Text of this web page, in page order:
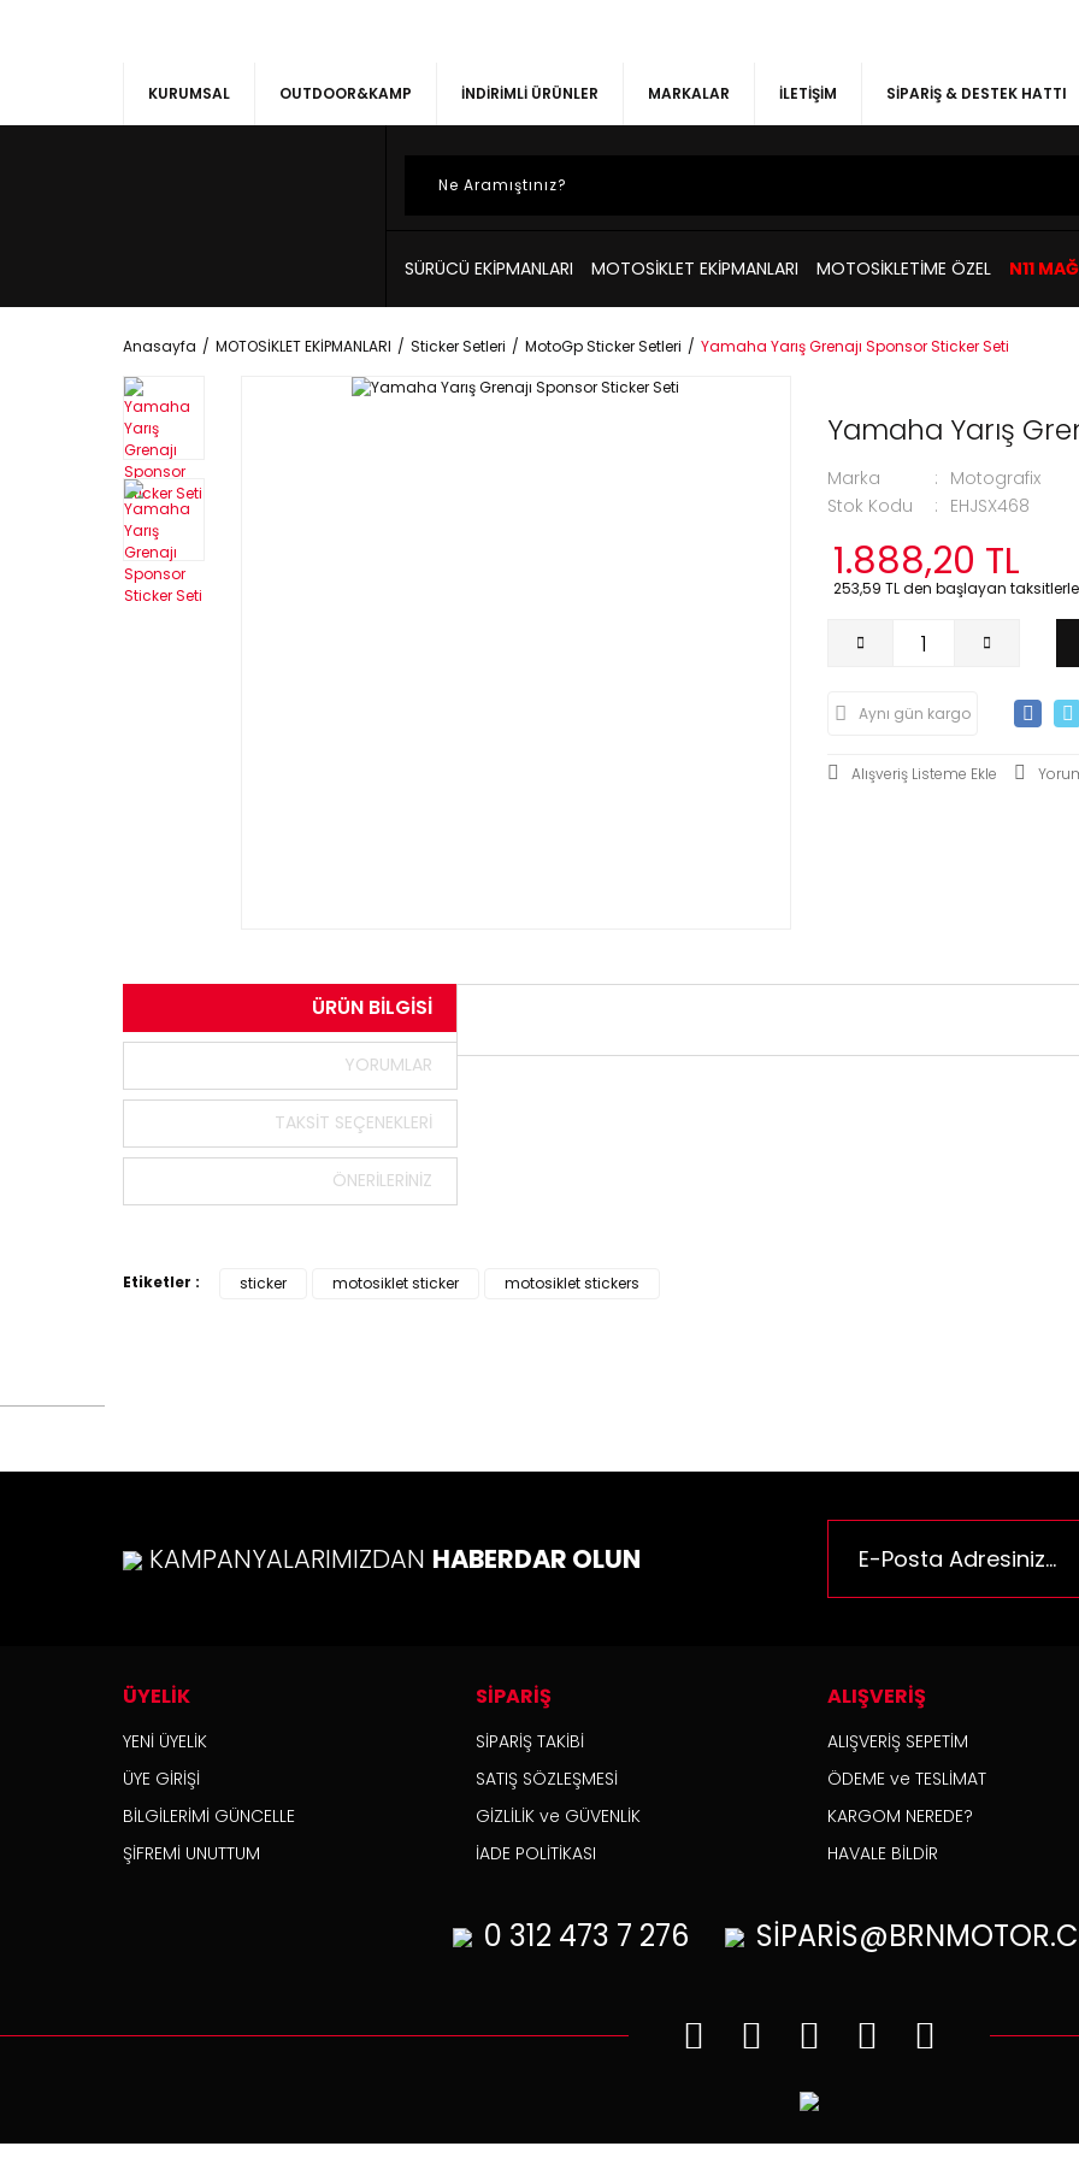
KURUMSAL OUTDOOR&KAMP İNDİRİMLİ ÜRÜNLER MARKALAR İLETİŞİM SİPARİŞ & DESTEK HATTI
SÜRÜCÜ EKİPMANLARI MOTOSİKLET EKİPMANLARI MOTOSİKLETİME ÖZEL N11
Anasayfa MOTOSİKLET EKİPMANLARI Sticker Setleri MotoGp Sticker Setleri Yamaha Yarış Grenajı Sponsor Sticker Seti
Yamaha Yarış
Marka
Motografix
Stok Kodu
EHJSX468
1.888,20 TL
253,59 TL den başlayan
Aynı gün kargo
ÜRÜN BILGISI
YORUMLAR
TAKSIT SEÇENEKLERI
ÖNERILERINIZ
Etiketler : sticker motosiklet sticker motosiklet stickers
KAMPANYALARIMIZDAN HABERDAR OLUN
ÜYELİK
YENİ ÜYELİK
ÜYE GİRİŞİ
BİLGİLERİMİ GÜNCELLE
ŞİFREMİ UNUTTUM
SİPARİŞ
SİPARİŞ TAKİBİ
SATIŞ SÖZLEŞMESİ
GİZLİLİK ve GÜVENLİK
İADE POLİTİKASI
ALIŞVERİŞ
ALIŞVERİŞ SEPETİM
ÖDEME ve TESLİMAT
KARGOM NEREDE?
HAVALE BİLDİR
0 312 473 7 276